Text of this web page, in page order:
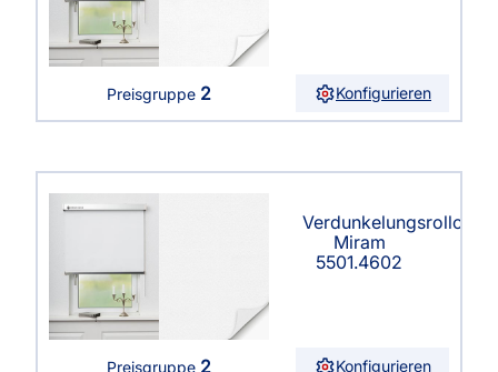
Preisgruppe 2 Konfigurieren
Verdunkelungsrollo
Miram
5501.4602
Preisgruppe 2 Konfigurieren